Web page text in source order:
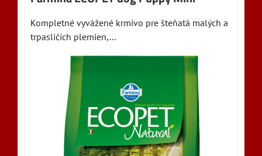
Kompletné vyvážené krmivo pre šteňatá malých a
trpasličích plemien,...